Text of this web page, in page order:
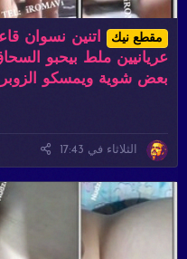
مقطع نيك
اتنين نسوان
عريانيين ملط بيحبو
بعض شوية ويمسكو
الثلاثاء في 17:43